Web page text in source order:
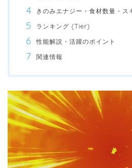
きのみエナジー・食材数量・ス
ランキング (Tier)
性能解説・活躍のポイント
関連情報